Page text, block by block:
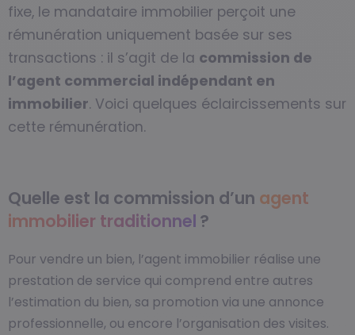
fixe, le mandataire immobilier perçoit une
rémunération uniquement basée sur ses
transactions : il s’agit de la commission de
l’agent commercial indépendant en
immobilier. Voici quelques éclaircissements sur
cette rémunération.
Quelle est la commission d’un agent
immobilier traditionnel ?
Pour vendre un bien, l’agent immobilier réalise une
prestation de service qui comprend entre autres
l’estimation du bien, sa promotion via une annonce
professionnelle, ou encore l’organisation des visites.